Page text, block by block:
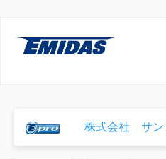
株式会社 サン